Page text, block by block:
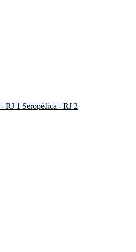
- RJ 1 Seropédica - RJ 2